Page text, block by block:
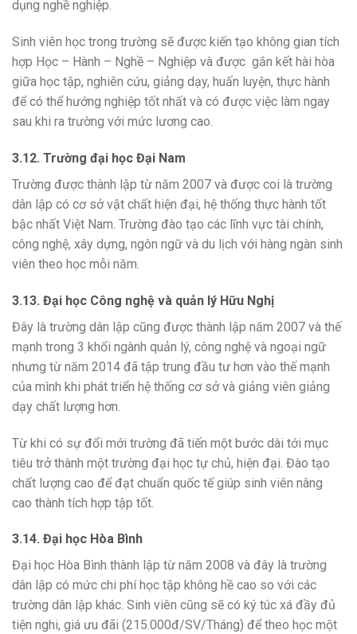
dụng nghề nghiệp.
Sinh viên học trong trường sẽ được kiến tạo không gian tích
hợp Học – Hành – Nghề – Nghiệp và được gắn kết hài hòa
giữa học tập, nghiên cứu, giảng dạy, huấn luyện, thực hành
để có thể hướng nghiệp tốt nhất và có được việc làm ngay
sau khi ra trường với mức lương cao.
3.12. Trường đại học Đại Nam
Trường được thành lập từ năm 2007 và được coi là trường
dân lập có cơ sở vật chất hiện đại, hệ thống thực hành tốt
bậc nhất Việt Nam. Trường đào tạo các lĩnh vực tài chính,
công nghệ, xây dựng, ngôn ngữ và du lịch với hàng ngàn sinh
viên theo học mỗi năm.
3.13. Đại học Công nghệ và quản lý Hữu Nghị
Đây là trường dân lập cũng được thành lập năm 2007 và thế
mạnh trong 3 khối ngành quản lý, công nghệ và ngoại ngữ
nhưng từ năm 2014 đã tập trung đầu tư hơn vào thế mạnh
của mình khi phát triển hệ thống cơ sở và giảng viên giảng
dạy chất lượng hơn.
Từ khi có sự đổi mới trường đã tiến một bước dài tới mục
tiêu trở thành một trường đại học tự chủ, hiện đại. Đào tạo
chất lượng cao để đạt chuẩn quốc tế giúp sinh viên nâng
cao thành tích hợp tập tốt.
3.14. Đại học Hòa Bình
Đại học Hòa Bình thành lập từ năm 2008 và đây là trường
dân lập có mức chi phí học tập không hề cao so với các
trường dân lập khác. Sinh viên cũng sẽ có ký túc xá đầy đủ
tiện nghi, giá ưu đãi (215.000đ/SV/Tháng) để theo học một